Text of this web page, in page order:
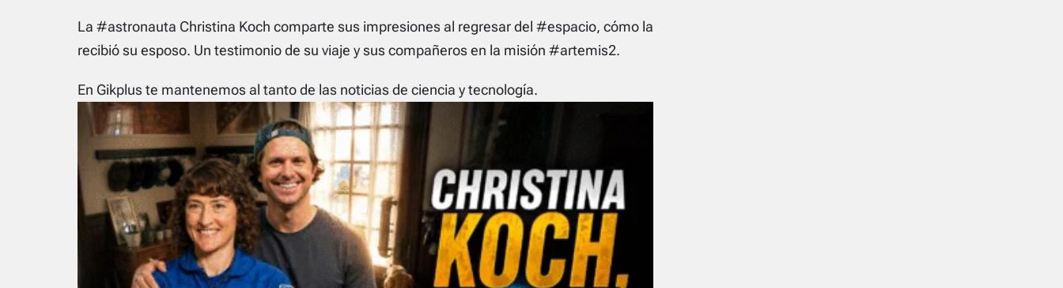
La #astronauta Christina Koch comparte sus impresiones al regresar del #espacio, cómo la
recibió su esposo. Un testimonio de su viaje y sus compañeros en la misión #artemis2.
En Gikplus te mantenemos al tanto de las noticias de ciencia y tecnología.